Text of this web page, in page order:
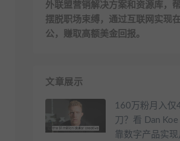
外联盟营销解决方案和资源库，
摆脱职场束缚，通过互联网实现
公，赚取高额美金回报。
文章展示
160万粉月入仅
刀？看 Dan Koe
靠数字产品实现